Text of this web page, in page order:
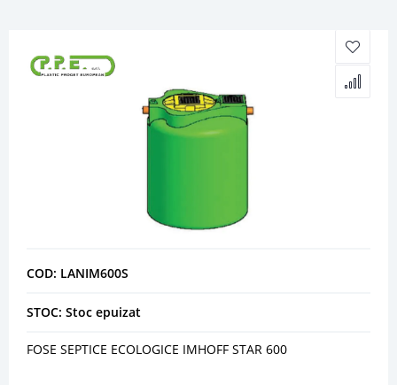
COD: LANIM600S
STOC: Stoc epuizat
FOSE SEPTICE ECOLOGICE IMHOFF STAR 600